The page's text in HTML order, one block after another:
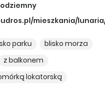
mieszkania/
parku
blisko morza
z balkonem
lokatorską